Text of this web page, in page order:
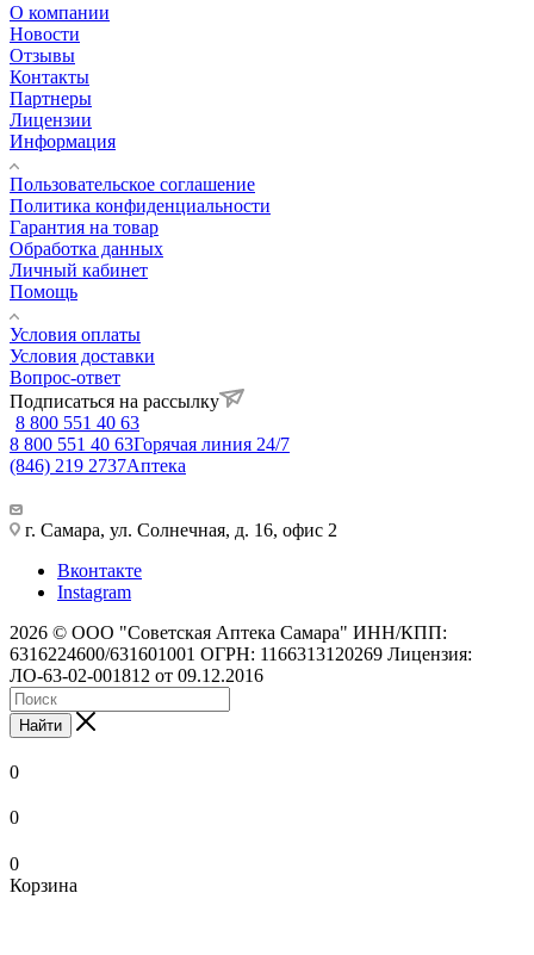
О компании
Новости
Отзывы
Контакты
Партнеры
Лицензии
Информация
Пользовательское соглашение
Политика конфиденциальности
Гарантия на товар
Обработка данных
Личный кабинет
Помощь
Условия оплаты
Условия доставки
Вопрос-ответ
Подписаться на рассылку
8 800 551 40 63
8 800 551 40 63Горячая линия 24/7
(846) 219 2737Аптека
г. Самара, ул. Солнечная, д. 16, офис 2
Вконтакте
Instagram
2026 © ООО "Советская Аптека Самара" ИНН/КПП:
6316224600/631601001 ОГРН: 1166313120269 Лицензия:
ЛО-63-02-001812 от 09.12.2016
Найти
0
0
0
Корзина